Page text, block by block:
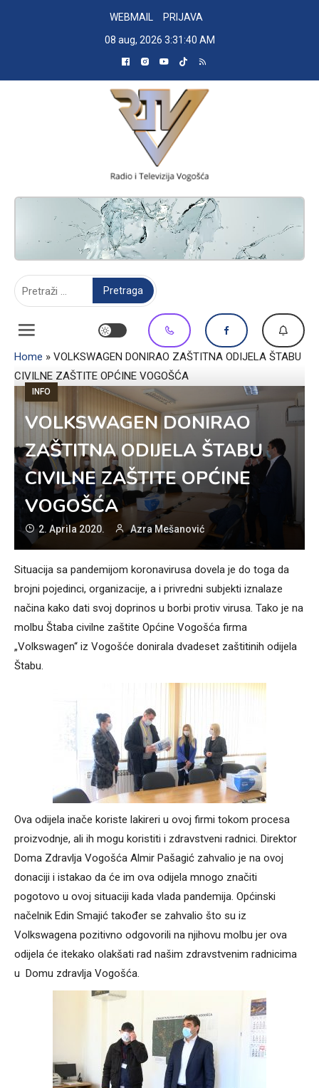
WEBMAIL
PRIJAVA
08 aug, 2026 3:31:41 AM
RADIO TELEVIZIJA VOGOŠĆA
Home » VOLKSWAGEN DONIRAO ZAŠTITNA ODIJELA ŠTABU
CIVILNE ZAŠTITE OPĆINE VOGOŠĆA
INFO
VOLKSWAGEN DONIRAO
ZAŠTITNA ODIJELA ŠTABU
CIVILNE ZAŠTITE OPĆINE
VOGOŠĆA
2. Aprila 2020. Azra Mešanović
Situacija sa pandemijom koronavirusa dovela je do toga da
brojni pojedinci, organizacije, a i privredni subjekti iznalaze
načina kako dati svoj doprinos u borbi protiv virusa. Tako je na
molbu Štaba civilne zaštite Općine Vogošća firma
„Volkswagen“ iz Vogošće donirala dvadeset zaštitinih odijela
Štabu.
Ova odijela inače koriste lakireri u ovoj firmi tokom procesa
proizvodnje, ali ih mogu koristiti i zdravstveni radnici. Direktor
Doma Zdravlja Vogošća Almir Pašagić zahvalio je na ovoj
donaciji i istakao da će im ova odijela mnogo značiti
pogotovo u ovoj situaciji kada vlada pandemija. Općinski
načelnik Edin Smajić također se zahvalio što su iz
Volkswagena pozitivno odgovorili na njihovu molbu jer ova
odijela će itekako olakšati rad našim zdravstvenim radnicima
u Domu zdravlja Vogošća.